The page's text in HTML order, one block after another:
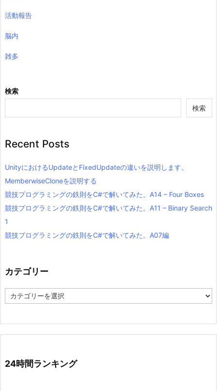
活動報告
脳内
雑多
検索
検索
Recent Posts
UnityにおけるUpdateとFixedUpdateの違いを説明します。
MemberwiseCloneを説明する
競技プログラミングの鉄則をC#で解いてみた。A14 – Four Boxes
競技プログラミングの鉄則をC#で解いてみた。A11 – Binary Search
1
競技プログラミングの鉄則をC#で解いてみた。A07編
カテゴリー
テ
24時間ランキング